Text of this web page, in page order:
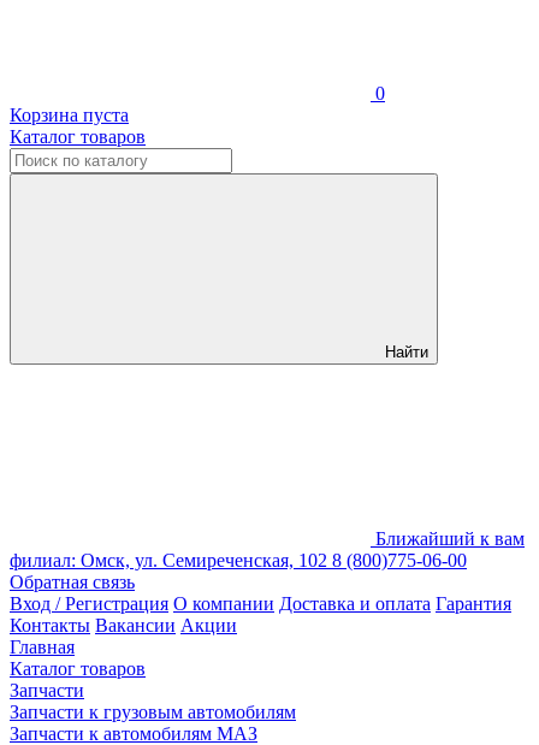
0
Корзина пуста
Каталог товаров
Найти
Ближайший к вам
филиал: Омск, ул. Семиреченская, 102 8 (800)775-06-00
Обратная связь
Вход / Регистрация О компании Доставка и оплата Гарантия
Контакты Вакансии Акции
Главная
Каталог товаров
Запчасти
Запчасти к грузовым автомобилям
Запчасти к автомобилям МАЗ